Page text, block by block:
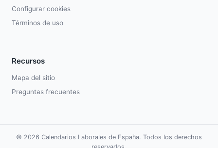
Configurar cookies
Términos de uso
Recursos
Mapa del sitio
Preguntas frecuentes
© 2026 Calendarios Laborales de España. Todos los derechos